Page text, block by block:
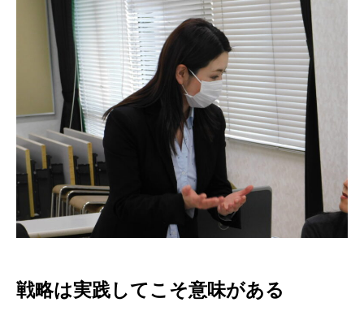
戦略は実践してこそ意味がある